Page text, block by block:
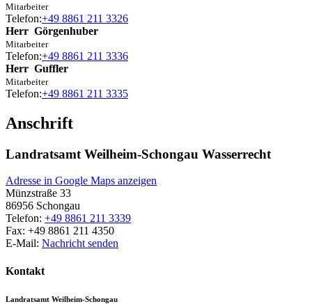
Mitarbeiter
Telefon:+49 8861 211 3326
Herr Görgenhuber
Mitarbeiter
Telefon:+49 8861 211 3336
Herr Guffler
Mitarbeiter
Telefon:+49 8861 211 3335
Anschrift
Landratsamt Weilheim-Schongau Wasserrecht
Adresse in Google Maps anzeigen
Münzstraße 33
86956 Schongau
Telefon: +49 8861 211 3339
Fax: +49 8861 211 4350
E-Mail: Nachricht senden
Kontakt
Landratsamt Weilheim-Schongau